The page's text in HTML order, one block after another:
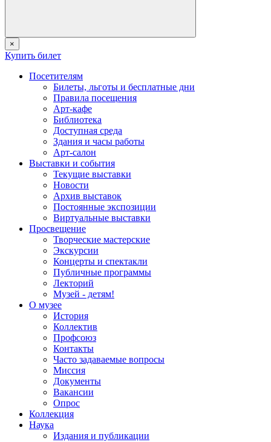
×
Купить билет
Посетителям
Билеты, льготы и бесплатные дни
Правила посещения
Арт-кафе
Библиотека
Доступная среда
Здания и часы работы
Арт-салон
Выставки и события
Текущие выставки
Новости
Архив выставок
Постоянные экспозиции
Виртуальные выставки
Просвещение
Творческие мастерские
Экскурсии
Концерты и спектакли
Публичные программы
Лекторий
Музей - детям!
О музее
История
Коллектив
Профсоюз
Контакты
Часто задаваемые вопросы
Миссия
Документы
Вакансии
Опрос
Коллекция
Наука
Издания и публикации